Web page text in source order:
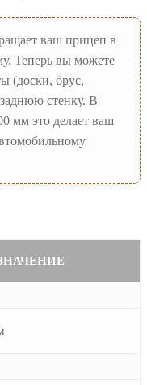
ваш прицеп в
Теперь вы можете
(доски, брус,
стенку. В
мм это делает ваш